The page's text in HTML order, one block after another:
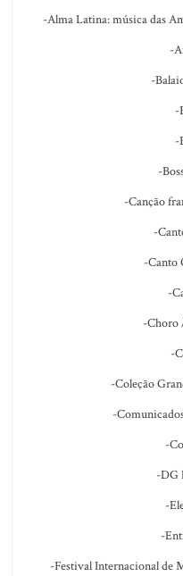
-Alma Latina: música das
-
-
-
-
-
-Canção
-
-Canto
-
-Choro
-
-Coleção
-
-
-DG
-
-
-Festival Internacional de